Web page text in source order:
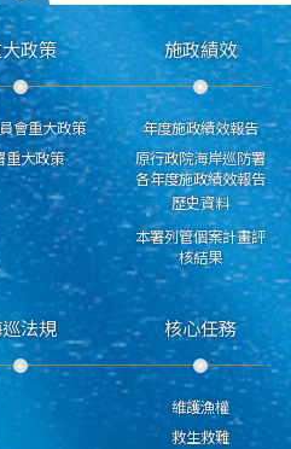
政策
會重大政策
重大政策
施政績效
年度施政績效報告
原行政院海岸巡防署
各年度施政績效報告
歷史資料
本署列管個案計畫評
核結果
法規 核心任務
維護漁權
救生救難